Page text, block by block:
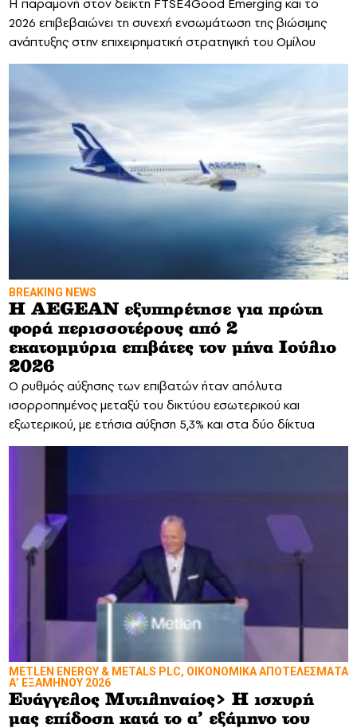
Η παραμονή στον δείκτη FTSE4Good Emerging και το
2026 επιβεβαιώνει τη συνεχή ενσωμάτωση της βιώσιμης
ανάπτυξης στην επιχειρηματική στρατηγική του Ομίλου
BREAKING NEWS
Η AEGEAN εξυπηρέτησε για πρώτη
φορά περισσοτέρους από 2
εκατομμύρια επιβάτες τον μήνα Ιούλιο
2026
Ο ρυθμός αύξησης των επιβατών ήταν απόλυτα
ισορροπημένος μεταξύ του δικτύου εσωτερικού και
εξωτερικού, με ετήσια αύξηση 5,3% και στα δύο δίκτυα
METLEN ENERGY & METALS PLC, ΟΙΚΟΝΟΜΙΚΑ ΑΠΟΤΕΛΕΣΜΑΤΑ
Α’ ΕΞΑΜΗΝΟΥ 2026
Ευάγγελος Μυτιληναίος> Η ισχυρή
μας επίδοση κατά το α’ εξάμηνο του